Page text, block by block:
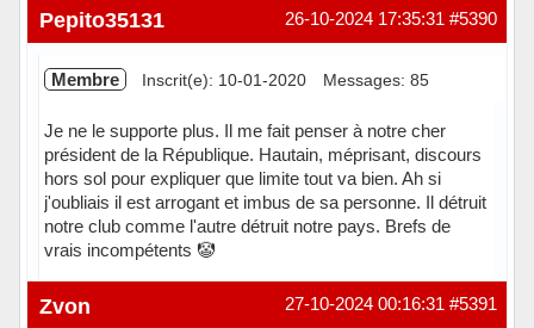
Hors ligne #5390
26-10-2024 17:35:31
Pepito35131
Membre Inscrit(e): 10-01-2020 Messages: 85
Je ne le supporte plus. Il me fait penser à notre cher
président de la République. Hautain, méprisant, discours
hors sol pour expliquer que limite tout va bien. Ah si
j'oubliais il est arrogant et imbus de sa personne. Il détruit
notre club comme l'autre détruit notre pays. Brefs de
vrais incompétents 🤡
Hors ligne #5391
27-10-2024 00:16:31
Zvon